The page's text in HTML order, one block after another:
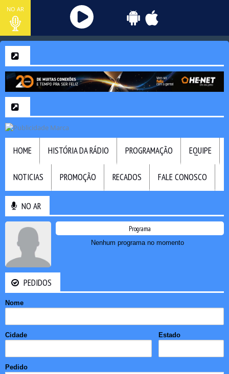
NO AR
HOME HISTÓRIA DA RÁDIO PROGRAMAÇÃO EQUIPE
NOTICIAS PROMOÇÃO RECADOS FALE CONOSCO
NO AR
Programa
Nenhum programa no momento
PEDIDOS
Nome
Cidade Estado
Pedido